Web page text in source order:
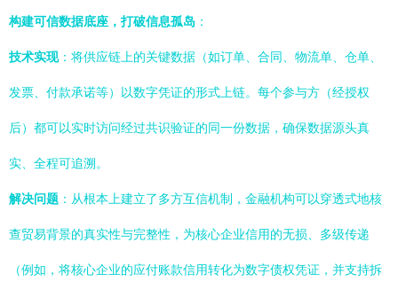
构建可信数据底座，打破信息孤岛 ：
技术实现：将供应链上的关键数据（如订单、合同、物流单、仓单、
发票、付款承诺等）以数字凭证的形式上链。每个参与方（经授权
后）都可以实时访问经过共识验证的同一份数据，确保数据源头真
实、全程可追溯。
解决问题 ：从根本上建立了多方互信机制，金融机构可以穿透式地核
查贸易背景的真实性与完整性，为核心企业信用的无损、多级传递
（例如，将核心企业的应付账款信用转化为数字债权凭证，并支持拆